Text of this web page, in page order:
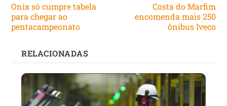
Onix só cumpre tabela
para chegar ao
pentacampeonato
Costa do Marfim
encomenda mais 250
ônibus Iveco
RELACIONADAS